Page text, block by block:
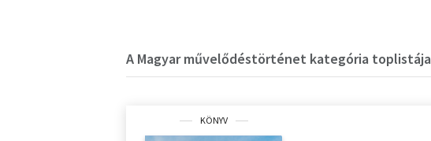
A Magyar művelődéstörténet kategória toplistája
KÖNYV